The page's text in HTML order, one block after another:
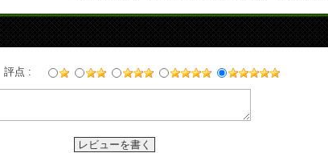
評点 :
レビューを書く